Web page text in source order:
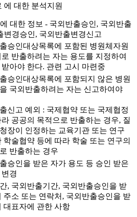
에 대한 분석지원
대한 정보 - 국외반출승인, 국외반출
변경승인, 국외반출변경신고
승인대상목록에 포함된 병원체자원
반출하려는 자는 용도를 지정하여
아야 한다. 관련 고시 마련중
승인대상목록에 포함되지 않은 병원
국외반출하려는 자는 신고하여야
신고 예외 : 국제협약 또는 국제협정
공공의 목적으로 반출하는 경우, 질
장이 인정하는 교육기관 또는 연구
학술협약 등에 따라 학술 또는 연구의
반출하는 경우
승인을 받은 자가 용도 등 승인 받은
경
, 국외반출기간, 국외반출승인을 받
주소 또는 연락처, 국외반출승인을 받
대표자에 관한 사항